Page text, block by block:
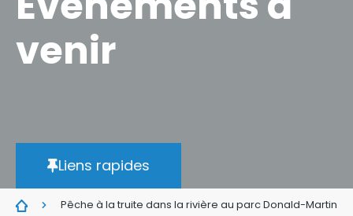
venir
Liens rapides
Pêche à la truite dans la rivière au parc Donald-Martin